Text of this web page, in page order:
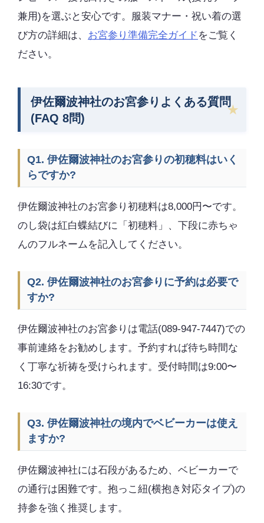
兼用)を選ぶと安心です。服装マナー・祝い着の選
び方の詳細は、 お宮参り準備完全ガイド をご覧く
ださい。
伊佐爾波神社のお宮参りよくある質問
(FAQ 8問)
Q1. 伊佐爾波神社のお宮参りの初穂料はいく
らですか?
伊佐爾波神社のお宮参り初穂料は8,000円〜です。
のし袋は紅白蝶結びに「初穂料」、下段に赤ちゃ
んのフルネームを記入してください。
Q2. 伊佐爾波神社のお宮参りに予約は必要で
すか?
伊佐爾波神社のお宮参りは電話(089-947-7447)での
事前連絡をお勧めします。予約すれば待ち時間な
く丁寧な祈祷を受けられます。受付時間は9:00〜
16:30です。
Q3. 伊佐爾波神社の境内でベビーカーは使え
ますか?
伊佐爾波神社には石段があるため、ベビーカーで
の通行は困難です。抱っこ紐(横抱き対応タイプ)の
持参を強く推奨します。